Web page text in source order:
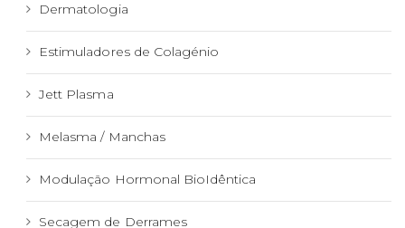
Dermatologia
Estimuladores de Colagénio
Jett Plasma
Melasma / Manchas
Modulação Hormonal BioIdêntica
Secagem de Derrames